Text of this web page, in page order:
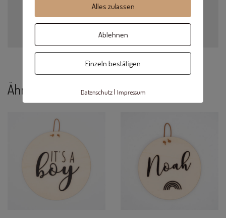
Material: Pappelholz, 3mm
Bitte bei der Bestellung den Wunschnamen angeben
Ähnliche Produkte
Alles zulassen
Ablehnen
Einzeln bestätigen
Datenschutz| Impressum